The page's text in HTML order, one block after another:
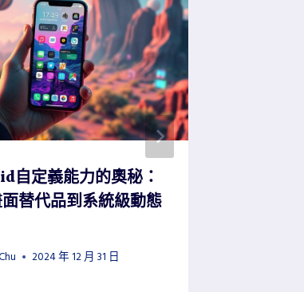
自定義能力的奧秘：
替代品到系統級動態
2024 年 12 月 31 日